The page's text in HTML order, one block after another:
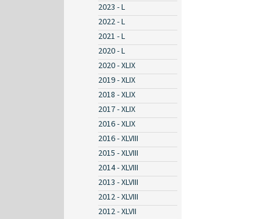
2023 - L
2022 - L
2021 - L
2020 - L
2020 - XLIX
2019 - XLIX
2018 - XLIX
2017 - XLIX
2016 - XLIX
2016 - XLVIII
2015 - XLVIII
2014 - XLVIII
2013 - XLVIII
2012 - XLVIII
2012 - XLVII